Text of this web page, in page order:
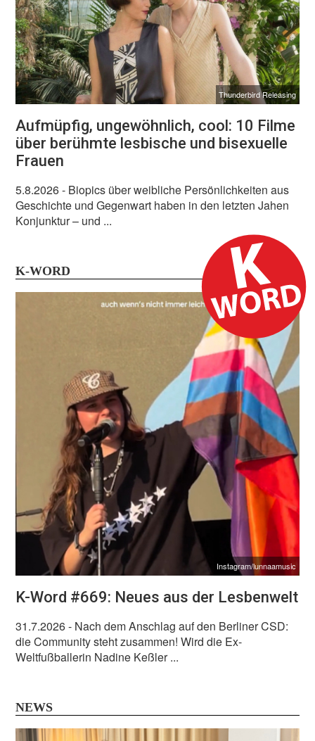
Thunderbird Releasing
Aufmüpfig, ungewöhnlich, cool: 10 Filme
über berühmte lesbische und bisexuelle
Frauen
5.8.2026- Biopics über weibliche Persönlichkeiten aus
Geschichte und Gegenwart haben in den letzten Jahen
Konjunktur – und ...
K-WORD
Instagram/lunnaamusic
K-Word #669: Neues aus der Lesbenwelt
31.7.2026- Nach dem Anschlag auf den Berliner CSD:
die Community steht zusammen! Wird die Ex-
Weltfußballerin Nadine Keßler ...
NEWS